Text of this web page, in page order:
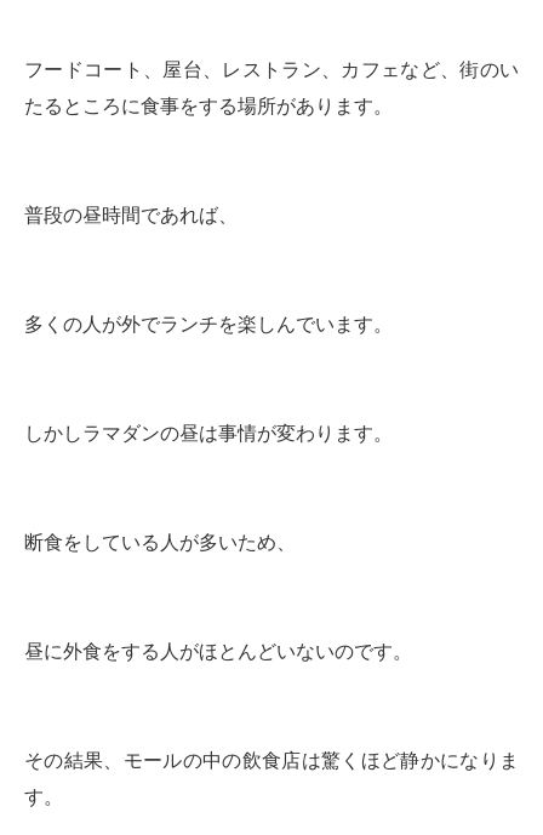
フードコート、屋台、レストラン、カフェなど、街のい
たるところに食事をする場所があります。
普段の昼時間であれば、
多くの人が外でランチを楽しんでいます。
しかしラマダンの昼は事情が変わります。
断食をしている人が多いため、
昼に外食をする人がほとんどいないのです。
その結果、モールの中の飲食店は驚くほど静かになりま
す。